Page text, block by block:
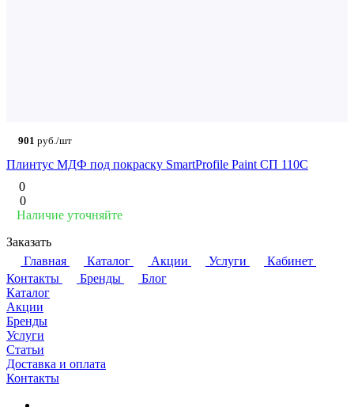
901 руб./шт
Плинтус МДФ под покраску SmartProfile Paint СП 110C
0
0
Наличие уточняйте
Заказать
Главная
Каталог Акции Услуги
Кабинет
Контакты
Бренды
Блог
Каталог
Акции
Бренды
Услуги
Статьи
Доставка и оплата
Контакты